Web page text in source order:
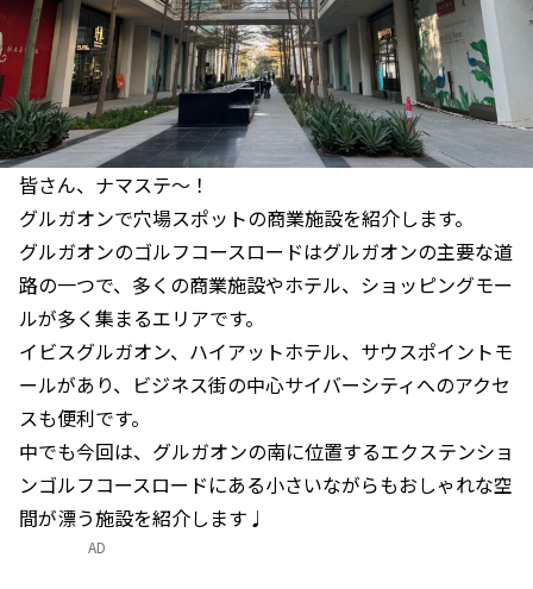
皆さん、ナマステ〜！
グルガオンで穴場スポットの商業施設を紹介します。
グルガオンのゴルフコースロードはグルガオンの主要な道
路の一つで、多くの商業施設やホテル、ショッピングモー
ルが多く集まるエリアです。
イビスグルガオン、ハイアットホテル、サウスポイントモ
ールがあり、ビジネス街の中心サイバーシティへのアクセ
スも便利です。
中でも今回は、グルガオンの南に位置するエクステンショ
ンゴルフコースロードにある小さいながらもおしゃれな空
間が漂う施設を紹介します♩
AD